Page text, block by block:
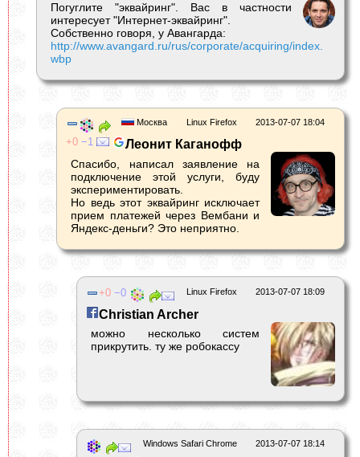
Погуглите "эквайринг". Вас в частности
интересует "Интернет-эквайринг".
Собственно говоря, у Авангарда:
http://www.avangard.ru/rus/corporate/acquiring/index.
wbp
2013-07-07 18:04
Linux Firefox
Москва
0 1 Леонит Каганофф
Спасибо, написал заявление на
подключение этой услуги, буду
экспериментировать.
Но ведь этот эквайринг исключает
прием платежей через Вембани и
Яндекс-деньги? Это неприятно.
2013-07-07 18:09
Linux Firefox
0 0
Christian Archer
можно несколько систем
прикрутить. ту же робокассу
2013-07-07 18:14
Windows Safari Chrome